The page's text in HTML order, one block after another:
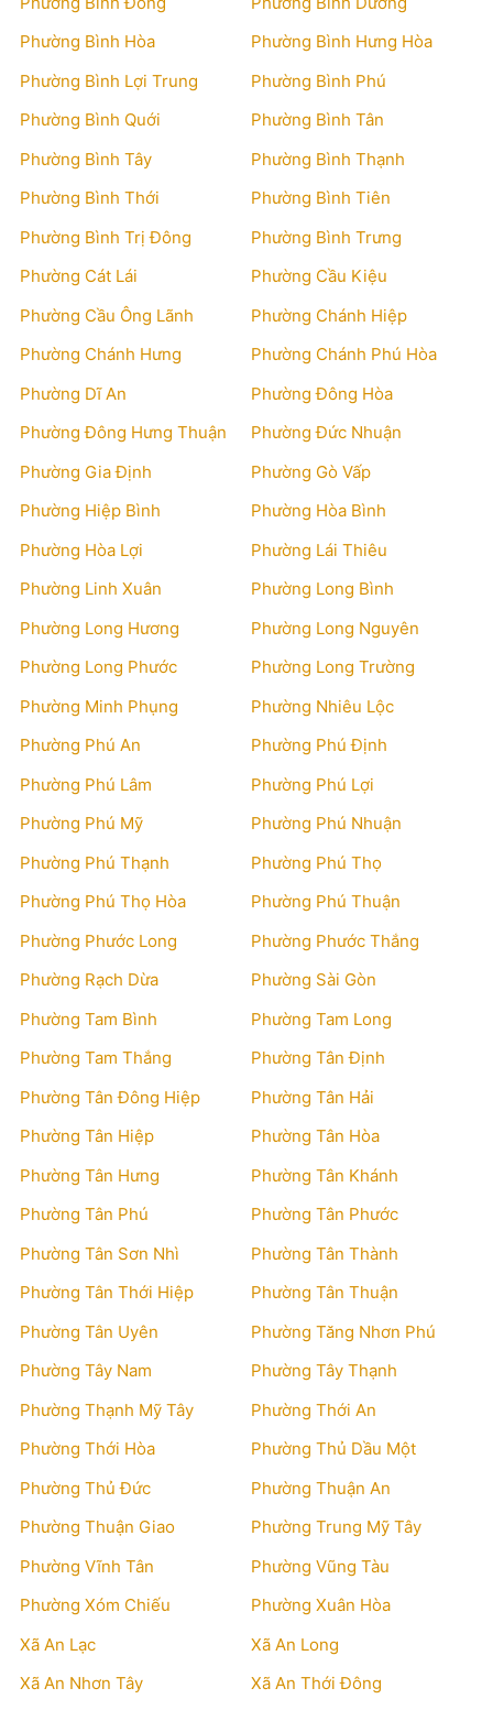
Phường Bình Hòa
Phường Bình Hưng Hòa
Phường Bình Lợi Trung
Phường Bình Phú
Phường Bình Quới
Phường Bình Tân
Phường Bình Tây
Phường Bình Thạnh
Phường Bình Thới
Phường Bình Tiên
Phường Bình Trị Đông
Phường Bình Trưng
Phường Cát Lái
Phường Cầu Kiệu
Phường Cầu Ông Lãnh
Phường Chánh Hiệp
Phường Chánh Hưng
Phường Chánh Phú Hòa
Phường Dĩ An
Phường Đông Hòa
Phường Đông Hưng Thuận
Phường Đức Nhuận
Phường Gia Định
Phường Gò Vấp
Phường Hiệp Bình
Phường Hòa Bình
Phường Hòa Lợi
Phường Lái Thiêu
Phường Linh Xuân
Phường Long Bình
Phường Long Hương
Phường Long Nguyên
Phường Long Phước
Phường Long Trường
Phường Minh Phụng
Phường Nhiêu Lộc
Phường Phú An
Phường Phú Định
Phường Phú Lâm
Phường Phú Lợi
Phường Phú Mỹ
Phường Phú Nhuận
Phường Phú Thạnh
Phường Phú Thọ
Phường Phú Thọ Hòa
Phường Phú Thuận
Phường Phước Long
Phường Phước Thắng
Phường Rạch Dừa
Phường Sài Gòn
Phường Tam Bình
Phường Tam Long
Phường Tam Thắng
Phường Tân Định
Phường Tân Đông Hiệp
Phường Tân Hải
Phường Tân Hiệp
Phường Tân Hòa
Phường Tân Hưng
Phường Tân Khánh
Phường Tân Phú
Phường Tân Phước
Phường Tân Sơn Nhì
Phường Tân Thành
Phường Tân Thới Hiệp
Phường Tân Thuận
Phường Tân Uyên
Phường Tăng Nhơn Phú
Phường Tây Nam
Phường Tây Thạnh
Phường Thạnh Mỹ Tây
Phường Thới An
Phường Thới Hòa
Phường Thủ Dầu Một
Phường Thủ Đức
Phường Thuận An
Phường Thuận Giao
Phường Trung Mỹ Tây
Phường Vĩnh Tân
Phường Vũng Tàu
Phường Xóm Chiếu
Phường Xuân Hòa
Xã An Lạc
Xã An Long
Xã An Nhơn Tây
Xã An Thới Đông